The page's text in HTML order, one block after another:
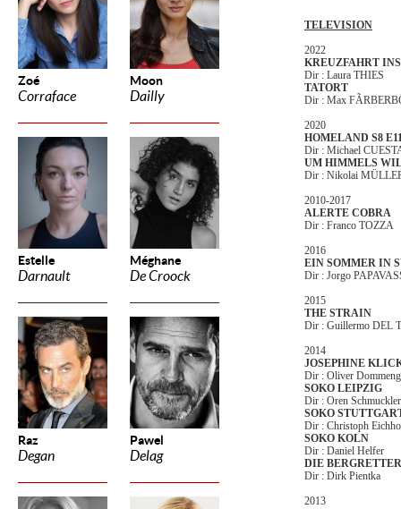
Zoé
Corraface
Moon
Dailly
Estelle
Darnault
Méghane
De Croock
Raz
Degan
Pawel
Delag
TELEVISION
2022
KREUZFAHRT
Dir : Laura THIES
TATORT
Dir : Max
2020
HOMELAND S8
Dir : Michael
UM HIMMELS
Dir : Nikolai
2010-2017
ALERTE COBRA
Dir : Franco TOZZA
2016
EIN SOMMER IN
Dir : Jorgo
2015
THE STRAIN
Dir : Guillermo DEL
2014
JOSEPHINE
Dir : Oliver
SOKO LEIPZIG
Dir : Oren Schmuckler
SOKO
Dir : Christoph
SOKO KOLN
Dir : Daniel Helfer
DIE BERGRETTER
Dir : Dirk Pientka
2013